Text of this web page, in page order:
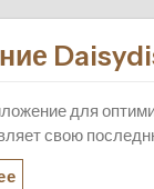
для
свою